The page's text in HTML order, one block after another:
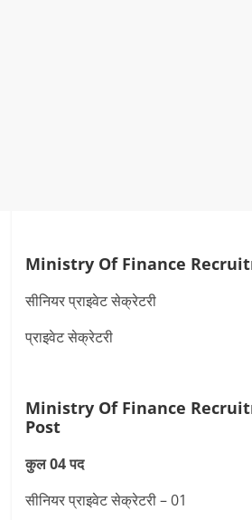
Ministry Of Finance
सीनियर प्राइवेट सेक्रेटरी
प्राइवेट सेक्रेटरी
Ministry Of Finance
Post
कुल 04 पद
सीनियर प्राइवेट सेक्रेटरी – 01